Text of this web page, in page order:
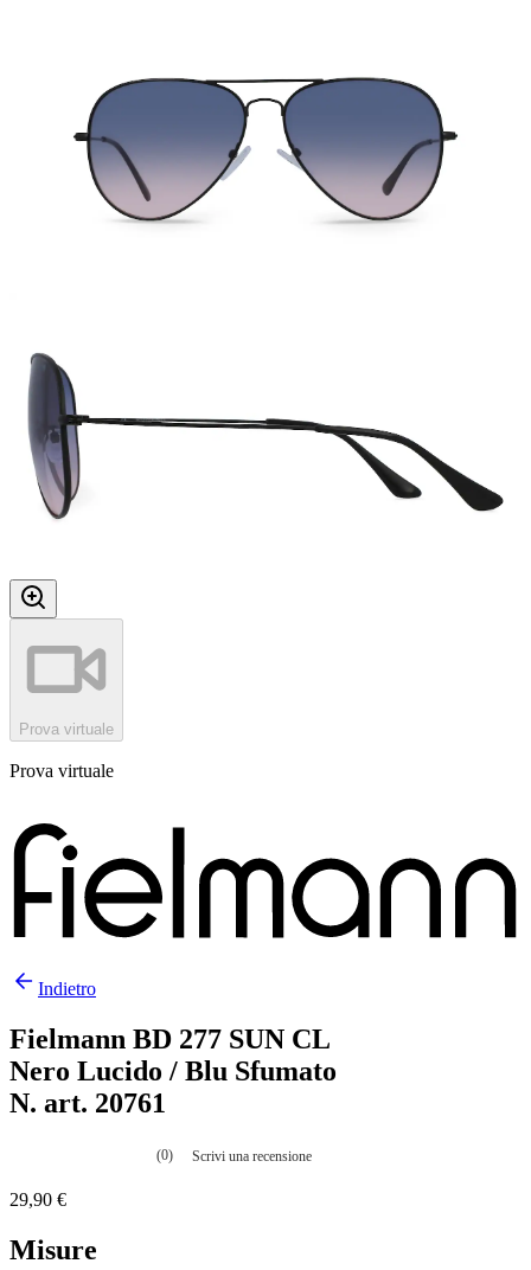
Prova virtuale
Prova virtuale
Indietro
Fielmann BD 277 SUN CL
Nero Lucido / Blu Sfumato
N. art. 20761
La
media
è
(0) Scrivi una recensione
29,90 €
Misure